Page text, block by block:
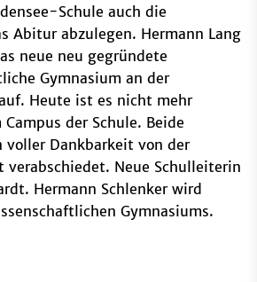
Schule auch die
Abitur abzulegen. Hermann Lang
neue neu gegründete
Gymnasium an der
Heute ist es nicht mehr
der Schule. Beide
voller Dankbarkeit von der
verabschiedet. Neue Schulleiterin
Hermann Schlenker wird
Gymnasiums.